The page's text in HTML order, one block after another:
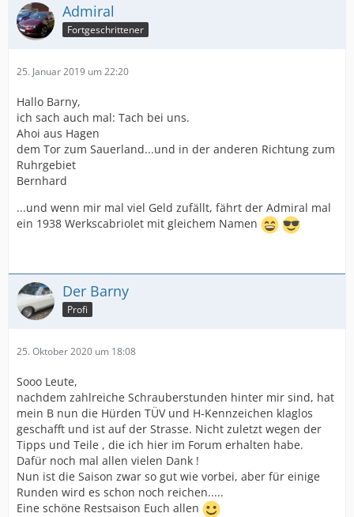
Admiral
Fortgeschrittener
25. Januar 2019 um 22:20
Hallo Barny,
ich sach auch mal: Tach bei uns.
Ahoi aus Hagen
dem Tor zum Sauerland...und in der anderen Richtung zum
Ruhrgebiet
Bernhard
...und wenn mir mal viel Geld zufällt, fährt der Admiral mal
ein 1938 Werkscabriolet mit gleichem Namen
Der Barny
Profi
25. Oktober 2020 um 18:08
Sooo Leute,
nachdem zahlreiche Schrauberstunden hinter mir sind, hat
mein B nun die Hürden TÜV und H-Kennzeichen klaglos
geschafft und ist auf der Strasse. Nicht zuletzt wegen der
Tipps und Teile , die ich hier im Forum erhalten habe.
Dafür noch mal allen vielen Dank !
Nun ist die Saison zwar so gut wie vorbei, aber für einige
Runden wird es schon noch reichen.....
Eine schöne Restsaison Euch allen